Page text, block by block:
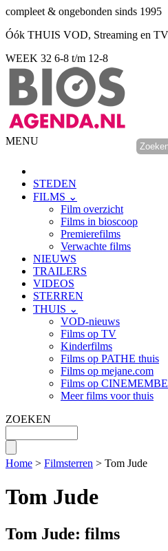
compleet & ongebonden sinds 1995
Óók THUIS VOD, Streaming en
WEEK 32 6-8 t/m 12-8
MENU
STEDEN
FILMS ⌄
Film overzicht
Films in bioscoop
Premierefilms
Verwachte films
NIEUWS
TRAILERS
VIDEOS
STERREN
THUIS ⌄
VOD-nieuws
Films op TV
Kinderfilms
Films op PATHE thuis
Films op mejane.com
Films op
Meer films voor thuis
ZOEKEN
Home > Filmsterren > Tom Jude
Tom Jude
Tom Jude: films